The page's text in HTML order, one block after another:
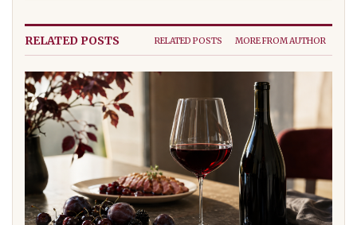
RELATED POSTS RELATED POSTS MORE FROM AUTHOR